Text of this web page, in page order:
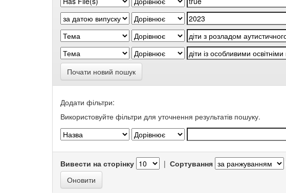
Почати новий пошук
Додати фільтри:
Використовуйте фільтри для уточнення результатів пошуку.
Вивести на сторінку | Сортування